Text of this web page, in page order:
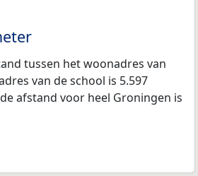
tussen het woonadres van
van de school is 5.597
afstand voor heel Groningen is